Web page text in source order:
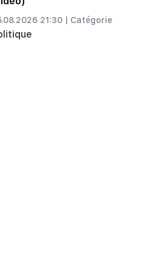
21:30 | Catégorie